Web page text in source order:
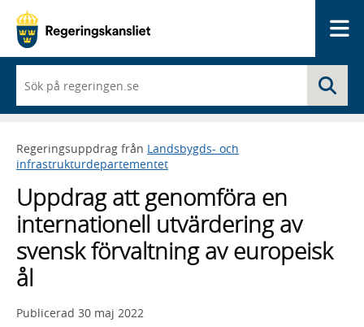
du
börjar
skriva
framträder
en
med
sökförslag
Regeringsuppdrag från Landsbygds- och
infrastrukturdepartementet
Uppdrag att genomföra en
internationell utvärdering av
svensk förvaltning av europeisk
ål
Publicerad 30 maj 2022